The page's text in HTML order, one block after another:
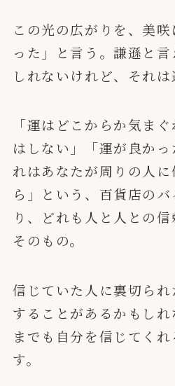
この光の広がりを、美
った」と言う。謙遜と
しれないけれど、それは
「運はどこからか気ま
はしない」「運が良か
れはあなたが周りの人
ら」という、百貨店の
り、どれも人と人との
そのもの。
信じていた人に裏切られ
することがあるかもし
までも自分を信じてく
す。